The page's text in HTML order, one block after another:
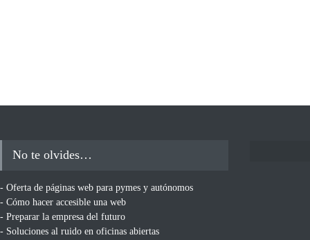
No te olvides…
- Oferta de páginas web para pymes y autónomos
- Cómo hacer accesible una web
- Preparar la empresa del futuro
- Soluciones al ruido en oficinas abiertas